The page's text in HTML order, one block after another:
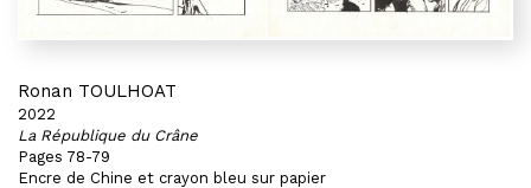
Ronan TOULHOAT
2022
La République du Crâne
Pages 78-79
Encre de Chine et crayon bleu sur papier